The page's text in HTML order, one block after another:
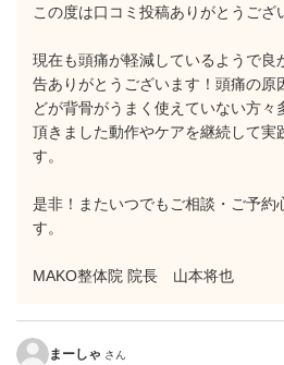
この度は口コミ投稿ありがとうござ
現在も頭痛が軽減しているようで良
告ありがとうございます！頭痛の原
どが背骨がうまく使えていない方々
頂きました動作やケアを継続して実
す。
是非！またいつでもご相談・ご予約
す。
MAKO整体院 院長 山本将也
まーしゃ さん